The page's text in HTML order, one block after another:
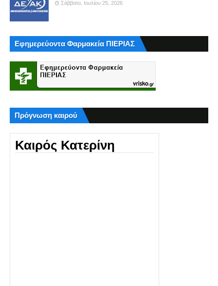
Σάββατο, Ιουλίου 25, 2026
Εφημερεύοντα Φαρμακεία ΠΙΕΡΙΑΣ
Πρόγνωση καιρού
Καιρός Κατερίνη